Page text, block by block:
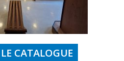
CATALOGUE